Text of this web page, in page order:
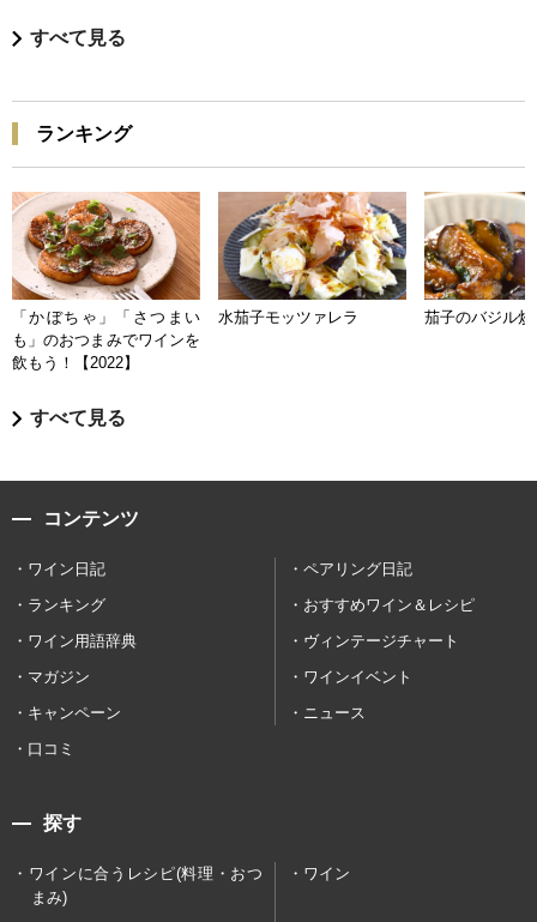
すべて見る
ランキング
「かぼちゃ」「さつまい
も」のおつまみでワインを
飲もう！【2022】
水茄子モッツァレラ 茄子のバジル炒
すべて見る
コンテンツ
ワイン日記
ペアリング日記
ランキング
おすすめワイン＆レシピ
ワイン用語辞典
ヴィンテージチャート
マガジン
ワインイベント
キャンペーン
ニュース
口コミ
探す
ワインに合うレシピ(料理・おつ
まみ)
ワイン